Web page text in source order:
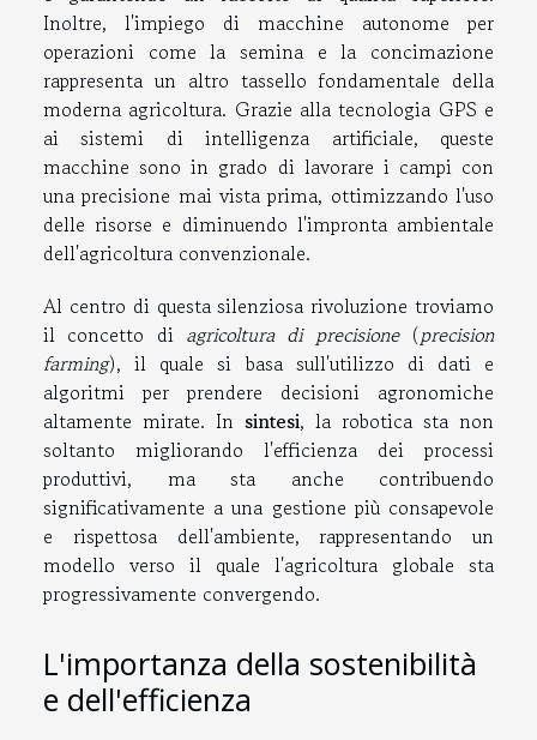
Inoltre, l'impiego di macchine autonome per
operazioni come la semina e la concimazione
rappresenta un altro tassello fondamentale della
moderna agricoltura. Grazie alla tecnologia GPS e
ai sistemi di intelligenza artificiale, queste
macchine sono in grado di lavorare i campi con
una precisione mai vista prima, ottimizzando l'uso
delle risorse e diminuendo l'impronta ambientale
dell'agricoltura convenzionale.
Al centro di questa silenziosa rivoluzione troviamo
il concetto di agricoltura di precisione(precision
farming), il quale si basa sull'utilizzo di dati e
algoritmi per prendere decisioni agronomiche
altamente mirate. In sintesi, la robotica sta non
soltanto migliorando l'efficienza dei processi
produttivi, ma sta anche contribuendo
significativamente a una gestione più consapevole
e rispettosa dell'ambiente, rappresentando un
modello verso il quale l'agricoltura globale sta
progressivamente convergendo.
L'importanza della sostenibilità
e dell'efficienza